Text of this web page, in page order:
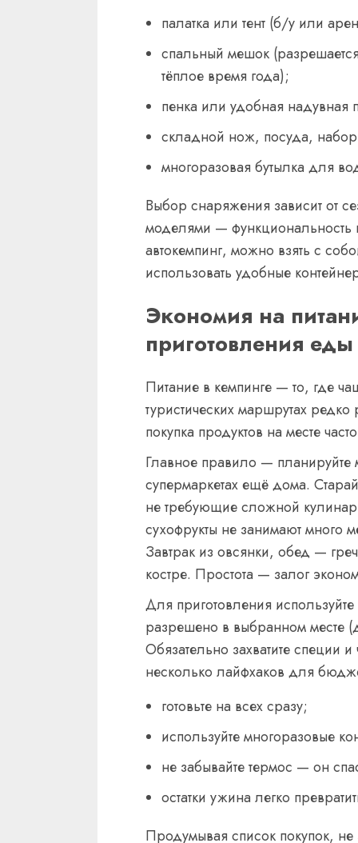
палатка или тент (б/у или
спальный мешок
тёплое время года);
пенка или удобная надувная
складной нож, посуда,
многоразовая бутылка для
Выбор снаряжения зависит от
моделями — функциональность
автокемпинг, можно взять с
использовать удобные
Экономия на
приготовления
Питание в кемпинге — то, где
туристических маршрутах
покупка продуктов на месте
Главное правило — планируйте
супермаркетах ещё дома.
не требующие сложной
сухофрукты не занимают много
Завтрак из овсянки, обед —
костре. Простота — залог
Для приготовления
разрешено в выбранном месте
Обязательно захватите
несколько лайфхаков для
готовьте на всех сразу;
используйте многоразовые
не забывайте термос — он
остатки ужина легко
Продумывая список покупок, не